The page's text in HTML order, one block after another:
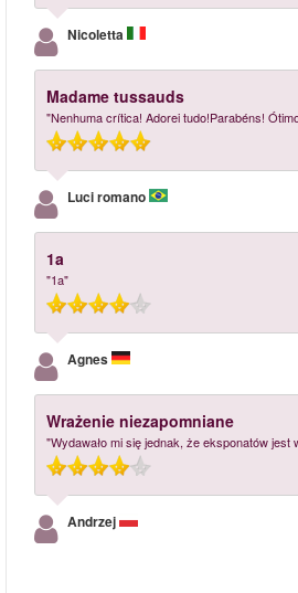
Nicoletta
Madame tussauds
"Nenhuma crítica! Adorei tudo!Parabéns!
Luci romano
1a
"1a"
Agnes
Wrażenie niezapomniane
"Wydawało mi się jednak, że eksponatów jest
Andrzej